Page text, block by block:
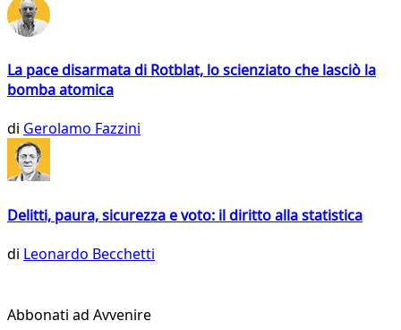
La pace disarmata di Rotblat, lo scienziato che lasciò la
bomba atomica
di Gerolamo Fazzini
Delitti, paura, sicurezza e voto: il diritto alla statistica
di Leonardo Becchetti
Abbonati ad Avvenire